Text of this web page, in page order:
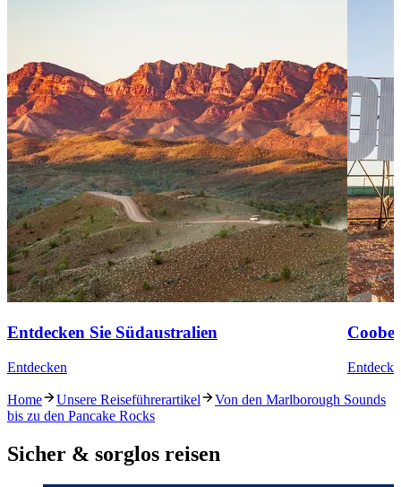
Entdecken Sie Südaustralien
Entdecken
Home Unsere Reiseführerartikel
Von den Marlborough Sounds
bis zu den Pancake Rocks
Sicher & sorglos reisen